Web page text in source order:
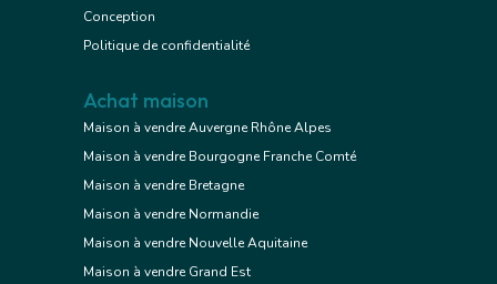
Conception
Politique de confidentialité
Achat maison
Maison à vendre Auvergne Rhône Alpes
Maison à vendre Bourgogne Franche Comté
Maison à vendre Bretagne
Maison à vendre Normandie
Maison à vendre Nouvelle Aquitaine
Maison à vendre Grand Est